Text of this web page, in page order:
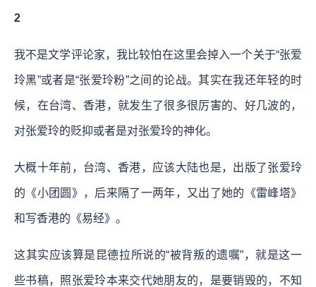
2
我不是文学评论家，我比较怕在这里会掉入一个关于“张爱
玲黑”或者是“张爱玲粉”之间的论战。其实在我还年轻的时
候，在台湾、香港，就发生了很多很厉害的、好几波的，
对张爱玲的贬抑或者是对张爱玲的神化。
大概十年前，台湾、香港，应该大陆也是，出版了张爱玲
的《小团圆》，后来隔了一两年，又出了她的《雷峰塔》
和写香港的《易经》。
这其实应该算是昆德拉所说的“被背叛的遗嘱”，就是这一
些书稿，照张爱玲本来交代她朋友的，是要销毁的，不知